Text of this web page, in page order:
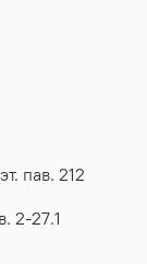
пав. 212
2-27.1